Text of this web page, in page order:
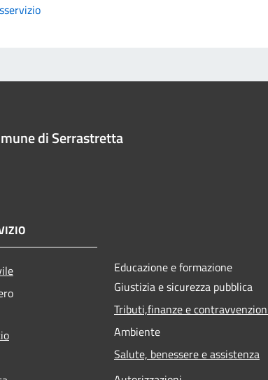
di Serrastretta
Educazione e formazione
Giustizia e sicurezza pubblica
Tributi,finanze e
Ambiente
Salute, benessere e assistenza